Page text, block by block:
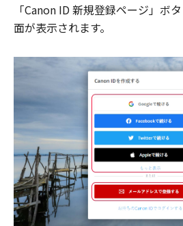
「Canon ID 新規登録ページ」ボ
面が表示されます。